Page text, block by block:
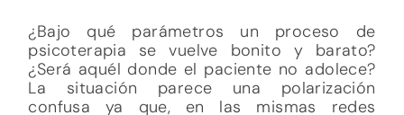
¿Bajo qué parámetros un proceso de
psicoterapia se vuelve bonito y barato?
¿Será aquél donde el paciente no adolece?
La situación parece una polarización
confusa ya que, en las mismas redes